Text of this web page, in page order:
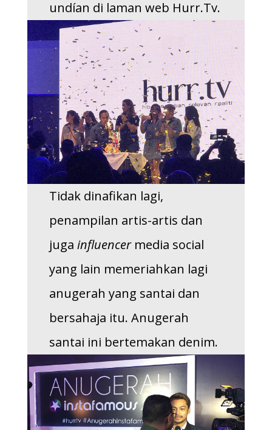
undían di laman web Hurr.Tv.
Tidak dinafikan lagi,
penampilan artis-artis dan
juga influencermedia social
yang lain memeriahkan lagi
anugerah yang santai dan
bersahaja itu. Anugerah
santai ini bertemakan denim.